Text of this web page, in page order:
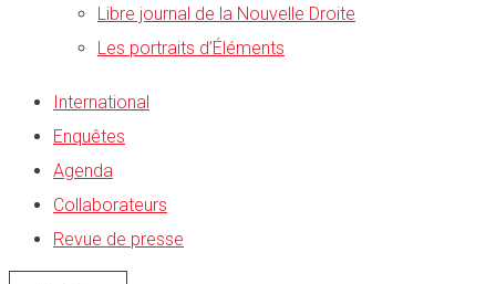
Libre journal de la Nouvelle Droite
Les portraits d’Éléments
International
Enquêtes
Agenda
Collaborateurs
Revue de presse